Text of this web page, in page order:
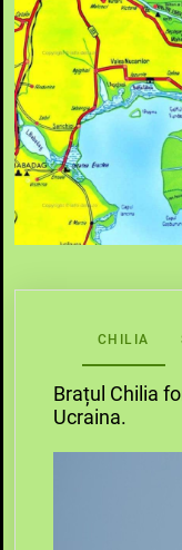
CHILIA
Brațul Chilia
Ucraina.